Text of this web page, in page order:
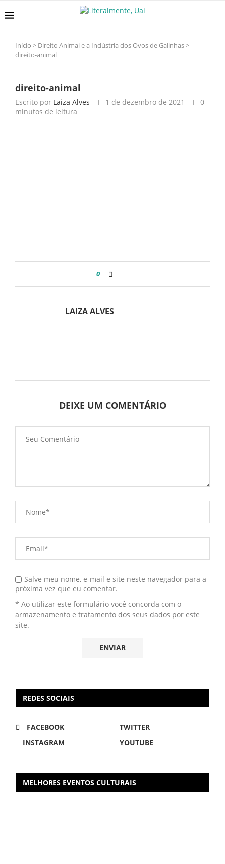
Início > Direito Animal e a Indústria dos Ovos de Galinhas>
direito-animal
direito-animal
Escrito por Laiza Alves 1 de dezembro de 2021
0
minutos de leitura
0
LAIZA ALVES
DEIXE UM COMENTÁRIO
Salve meu nome, e-mail e site neste navegador para a
próxima vez que eu comentar.
* Ao utilizar este formulário você concorda com o
armazenamento e tratamento dos seus dados por este
site.
REDES SOCIAIS
FACEBOOK
TWITTER
INSTAGRAM
YOUTUBE
MELHORES EVENTOS CULTURAIS